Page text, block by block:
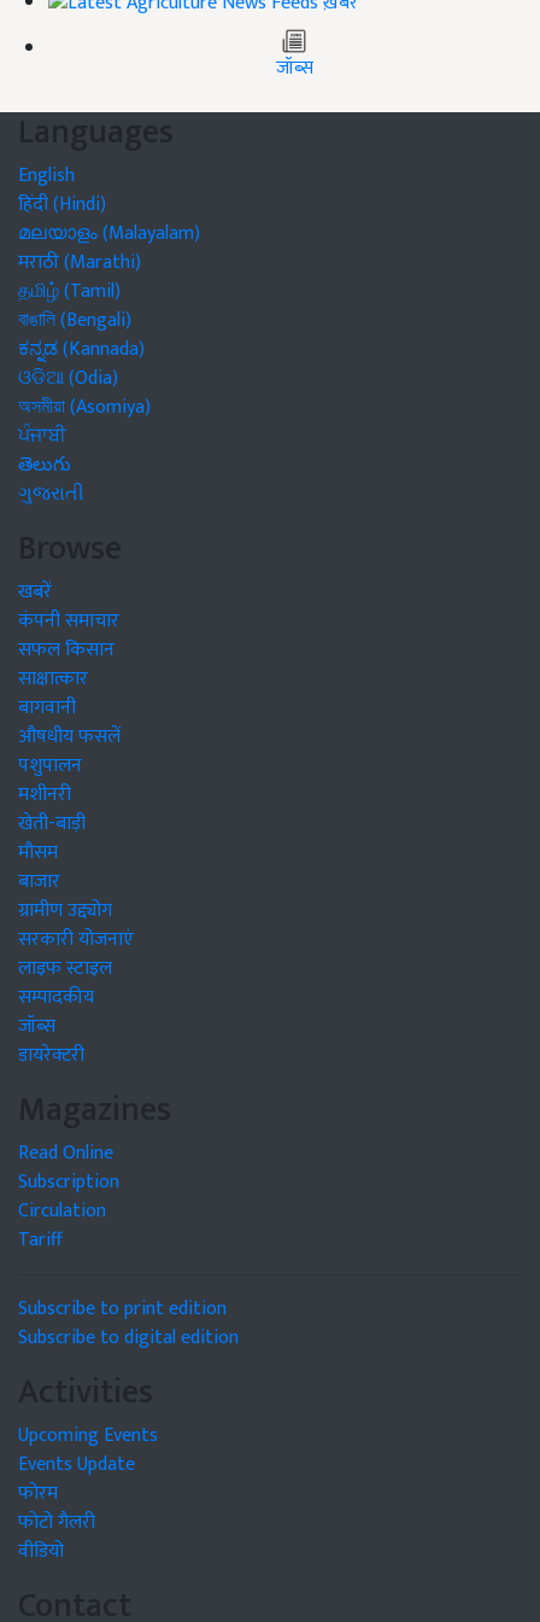
जॉब्स
Languages
English
हिंदी (Hindi)
മലയാളം (Malayalam)
मराठी (Marathi)
தமிழ் (Tamil)
বাঙালি (Bengali)
ಕನ್ನಡ (Kannada)
ଓଡିଆ (Odia)
অসমীয়া (Asomiya)
ਪੰਜਾਬੀ
తెలుగు
ગુજરાતી
Browse
खबरें
कंपनी समाचार
सफल किसान
साक्षात्कार
बागवानी
औषधीय फसलें
पशुपालन
मशीनरी
खेती-बाड़ी
मौसम
बाजार
ग्रामीण उद्द्योग
सरकारी योजनाएं
लाइफ स्टाइल
सम्पादकीय
जॉब्स
डायरेक्टरी
Magazines
Read Online
Subscription
Circulation
Tariff
Subscribe to print edition
Subscribe to digital edition
Activities
Upcoming Events
Events Update
फोरम
फोटो गैलरी
वीडियो
Contact